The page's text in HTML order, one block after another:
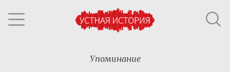
Упоминание